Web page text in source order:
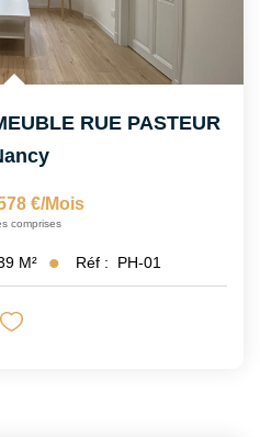
RUE PASTEUR
€/mois
comprises
M² Réf : PH-01